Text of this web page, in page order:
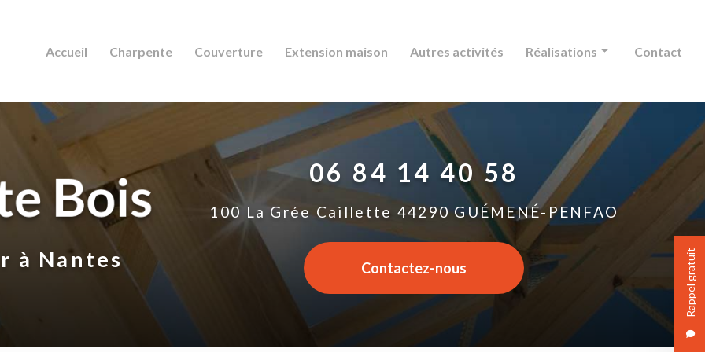
Rappel gratuit
Accueil Charpente Couverture Extension maison Autres activités Réalisations
Couverture
Extension maison
Autres activités
Contact
à Nantes
06 84 14 40 58
100 La Grée Caillette 44290 GUÉMENÉ-PENFAO
Contactez-nous